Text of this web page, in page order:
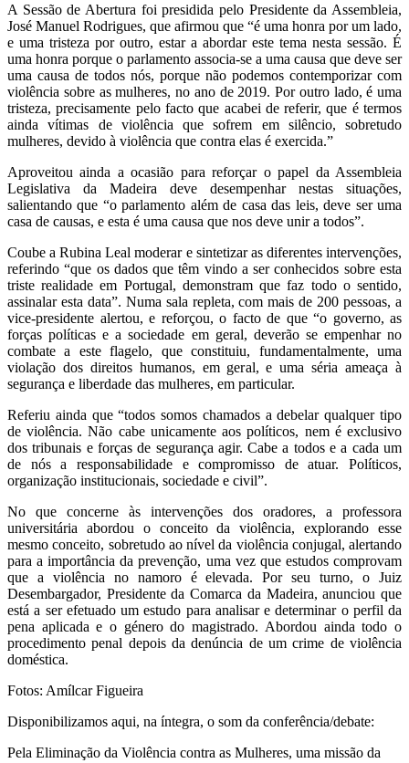
A Sessão de Abertura foi presidida pelo Presidente da Assembleia,
José Manuel Rodrigues, que afirmou que “é uma honra por um lado,
e uma tristeza por outro, estar a abordar este tema nesta sessão. É
uma honra porque o parlamento associa-se a uma causa que deve ser
uma causa de todos nós, porque não podemos contemporizar com
violência sobre as mulheres, no ano de 2019. Por outro lado, é uma
tristeza, precisamente pelo facto que acabei de referir, que é termos
ainda vítimas de violência que sofrem em silêncio, sobretudo
mulheres, devido à violência que contra elas é exercida.”
Aproveitou ainda a ocasião para reforçar o papel da Assembleia
Legislativa da Madeira deve desempenhar nestas situações,
salientando que “o parlamento além de casa das leis, deve ser uma
casa de causas, e esta é uma causa que nos deve unir a todos”.
Coube a Rubina Leal moderar e sintetizar as diferentes intervenções,
referindo “que os dados que têm vindo a ser conhecidos sobre esta
triste realidade em Portugal, demonstram que faz todo o sentido,
assinalar esta data”. Numa sala repleta, com mais de 200 pessoas, a
vice-presidente alertou, e reforçou, o facto de que “o governo, as
forças políticas e a sociedade em geral, deverão se empenhar no
combate a este flagelo, que constituiu, fundamentalmente, uma
violação dos direitos humanos, em geral, e uma séria ameaça à
segurança e liberdade das mulheres, em particular.
Referiu ainda que “todos somos chamados a debelar qualquer tipo
de violência. Não cabe unicamente aos políticos, nem é exclusivo
dos tribunais e forças de segurança agir. Cabe a todos e a cada um
de nós a responsabilidade e compromisso de atuar. Políticos,
organização institucionais, sociedade e civil”.
No que concerne às intervenções dos oradores, a professora
universitária abordou o conceito da violência, explorando esse
mesmo conceito, sobretudo ao nível da violência conjugal, alertando
para a importância da prevenção, uma vez que estudos comprovam
que a violência no namoro é elevada. Por seu turno, o Juiz
Desembargador, Presidente da Comarca da Madeira, anunciou que
está a ser efetuado um estudo para analisar e determinar o perfil da
pena aplicada e o género do magistrado. Abordou ainda todo o
procedimento penal depois da denúncia de um crime de violência
doméstica.
Fotos: Amílcar Figueira
Disponibilizamos aqui, na íntegra, o som da conferência/debate:
Pela Eliminação da Violência contra as Mulheres, uma missão da